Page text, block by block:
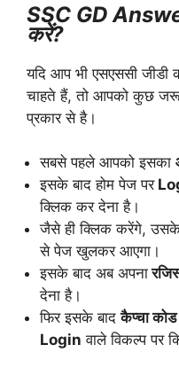
SSC GD
करें?
यदि आप भी एसएससी
चाहते हैं, तो आपको कुछ
प्रकार से है।
सबसे पहले आपको इसका
इसके बाद होम पेज पर
क्लिक कर देना है।
जैसे ही क्लिक करेंगे,
से पेज खुलकर आएगा।
इसके बाद अब अपना
देना है।
फिर इसके बादकैप्चा कोड
Login वाले विकल्प पर